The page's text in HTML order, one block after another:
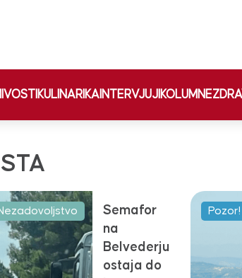
KULINARIKA INTERVJUJI KOLUMNE
Semafor
na
Belvederju
ostaja do
Pozor!